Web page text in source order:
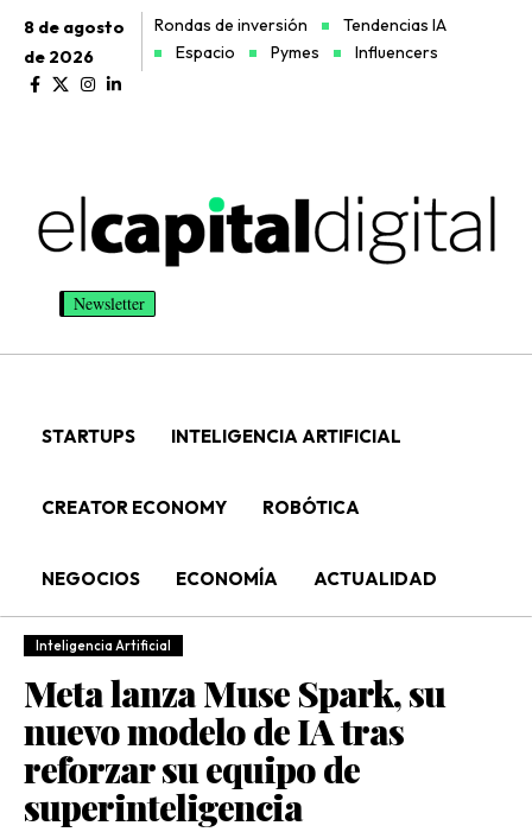
8 de agosto
de 2026
Rondas de inversión
Tendencias IA
Espacio
Pymes Influencers
Newsletter
STARTUPS INTELIGENCIA ARTIFICIAL
CREATOR ECONOMY ROBÓTICA
NEGOCIOS ECONOMÍA ACTUALIDAD
Inteligencia Artificial
Meta lanza Muse Spark, su
nuevo modelo de IA tras
reforzar su equipo de
superinteligencia